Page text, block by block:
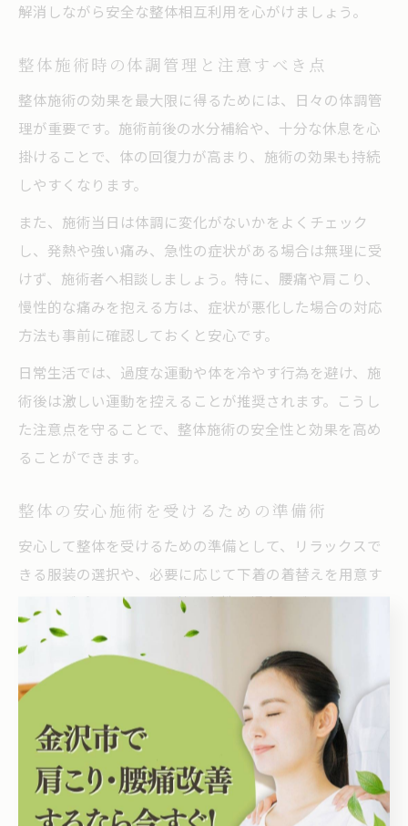
解消しながら安全な整体相互利用を心がけましょう。
整体施術時の体調管理と注意すべき点
整体施術の効果を最大限に得るためには、日々の体調管
理が重要です。施術前後の水分補給や、十分な休息を心
掛けることで、体の回復力が高まり、施術の効果も持続
しやすくなります。
また、施術当日は体調に変化がないかをよくチェック
し、発熱や強い痛み、急性の症状がある場合は無理に受
けず、施術者へ相談しましょう。特に、腰痛や肩こり、
慢性的な痛みを抱える方は、症状が悪化した場合の対応
方法も事前に確認しておくと安心です。
日常生活では、過度な運動や体を冷やす行為を避け、施
術後は激しい運動を控えることが推奨されます。こうし
た注意点を守ることで、整体施術の安全性と効果を高め
ることができます。
整体の安心施術を受けるための準備術
安心して整体を受けるための準備として、リラックスで
きる服装の選択や、必要に応じて下着の着替えを用意す
ることがポイントです。特に女性の場合、ブラジャーの
取り扱いが気になる方も多いですが、施術内容によって
は外す・付け替えるなどの案内があるため、事前に相談
しておくと安心です。
また、施術前にはトイレを済ませておくことや、アクセ
サリー類を外すなど、細かな準備も大切です。問診票の
記入やカウンセリングにも積極的に応じ、自分の要望や
不安をしっかり伝えることで、施術者との信頼関係を築